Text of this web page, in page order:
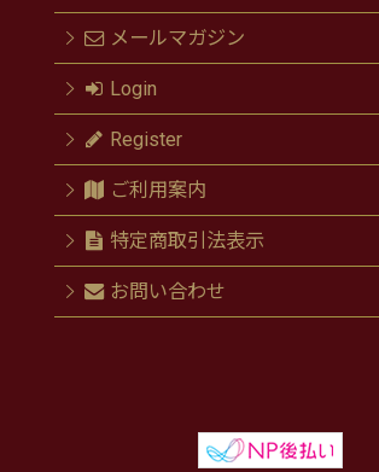
メールマガジン
Login
Register
ご利用案内
特定商取引法表示
お問い合わせ